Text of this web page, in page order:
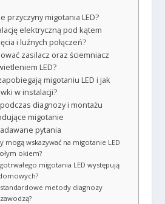
przyczyny migotania LED?
elektryczną pod kątem
i luźnych połączeń?
zasilacz oraz ściemniacz
LED?
migotaniu LED i jak
w instalacji?
diagnozy i montażu
migotanie
pytania
mogą wskazywać na migotanie LED
okiem?
migotania LED występują
metody diagnozy